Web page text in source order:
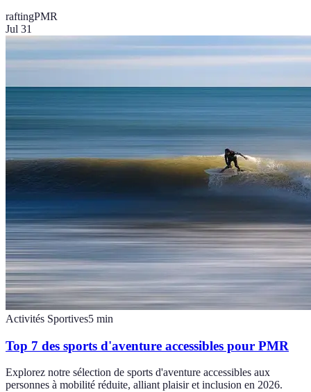
raftingPMR
Jul 31
Activités Sportives5 min
Top 7 des sports d'aventure accessibles pour PMR
Explorez notre sélection de sports d'aventure accessibles aux
personnes à mobilité réduite, alliant plaisir et inclusion en 2026.